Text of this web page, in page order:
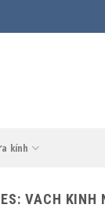
kính
VACH KINH